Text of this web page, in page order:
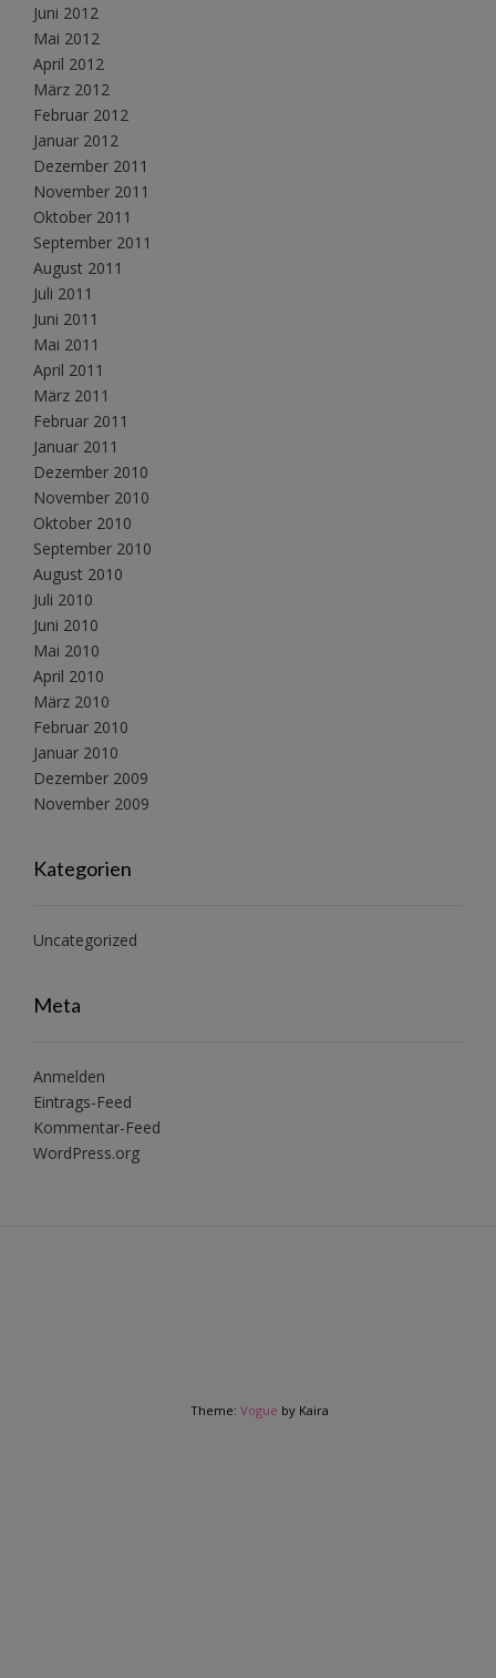
Juni 2012
Mai 2012
April 2012
März 2012
Februar 2012
Januar 2012
Dezember 2011
November 2011
Oktober 2011
September 2011
August 2011
Juli 2011
Juni 2011
Mai 2011
April 2011
März 2011
Februar 2011
Januar 2011
Dezember 2010
November 2010
Oktober 2010
September 2010
August 2010
Juli 2010
Juni 2010
Mai 2010
April 2010
März 2010
Februar 2010
Januar 2010
Dezember 2009
November 2009
Kategorien
Uncategorized
Meta
Anmelden
Eintrags-Feed
Kommentar-Feed
WordPress.org
Theme: Vogue by Kaira